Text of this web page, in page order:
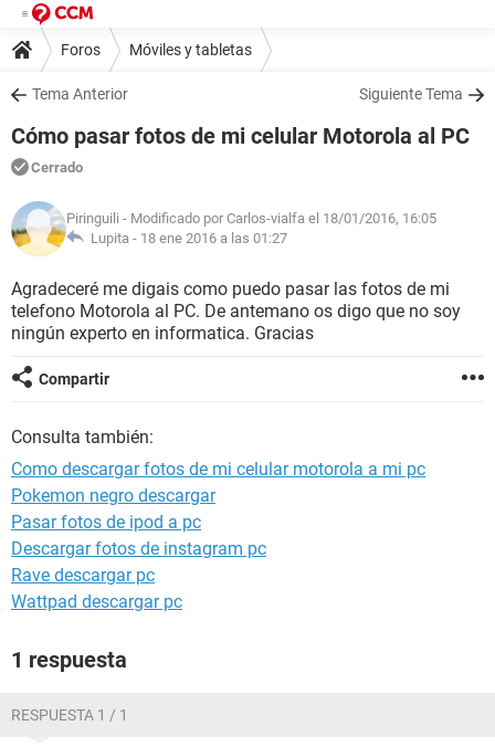
Foros Móviles y tabletas
Tema Anterior Siguiente Tema
Cómo pasar fotos de mi celular Motorola al PC
Cerrado
Piringuili - Modificado por Carlos-vialfa el 18/01/2016, 16:05
Lupita - 18 ene 2016 a las 01:27
Agradeceré me digais como puedo pasar las fotos de mi
telefono Motorola al PC. De antemano os digo que no soy
ningún experto en informatica. Gracias
Compartir
Consulta también:
Como descargar fotos de mi celular motorola a mi pc
Pokemon negro descargar
Pasar fotos de ipod a pc
Descargar fotos de instagram pc
Rave descargar pc
Wattpad descargar pc
1 respuesta
RESPUESTA 1 / 1